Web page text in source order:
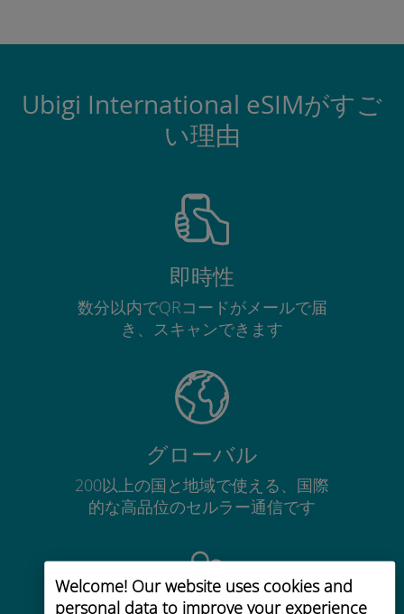
Welcome! Our website uses cookies and
personal data to improve your experience
Ubigi International eSIMがすご
い理由
即時性
数分以内でQRコードがメールで届
き、スキャンできます
グローバル
200以上の国と地域で使える、国際
的な高品位のセルラー通信です